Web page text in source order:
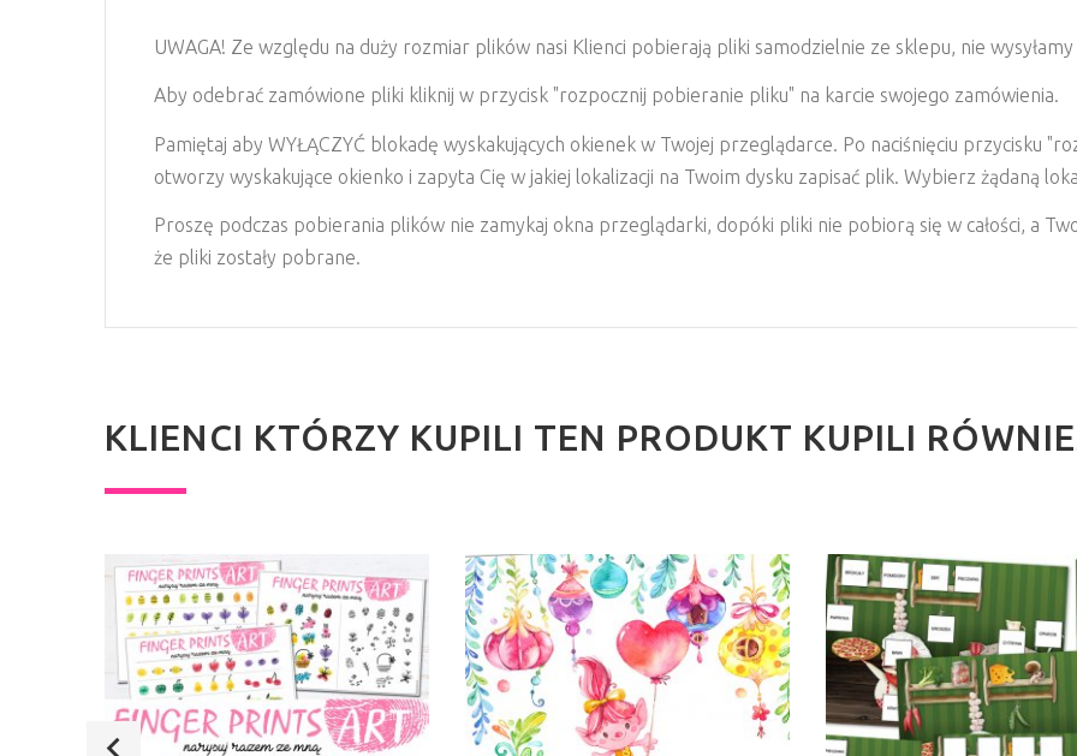
UWAGA! Ze względu na duży rozmiar plików nasi Klienci pobierają pliki samodzielnie ze sklepu, nie
Aby odebrać zamówione pliki kliknij w przycisk "rozpocznij pobieranie pliku" na karcie swojego zamówienia.
Pamiętaj aby WYŁĄCZYĆ blokadę wyskakujących okienek w Twojej przeglądarce. Po naciśnięciu przycisku
otworzy wyskakujące okienko i zapyta Cię w jakiej lokalizacji na Twoim dysku zapisać plik. Wybierz żądaną
Proszę podczas pobierania plików nie zamykaj okna przeglądarki, dopóki pliki nie pobiorą się w całości, a
że pliki zostały pobrane.
KLIENCI KTÓRZY KUPILI TEN PRODUKT KUPILI